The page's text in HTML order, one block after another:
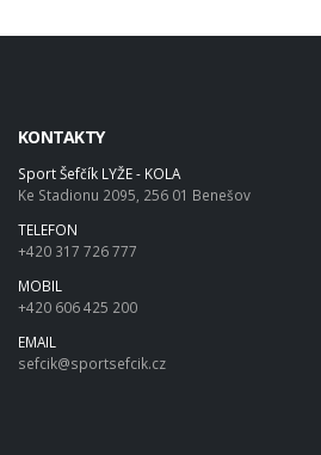
KONTAKTY
Sport Šefčík LYŽE - KOLA
Ke Stadionu 2095, 256 01 Benešov
TELEFON
+420 317 726 777
MOBIL
+420 606 425 200
EMAIL
sefcik@sportsefcik.cz